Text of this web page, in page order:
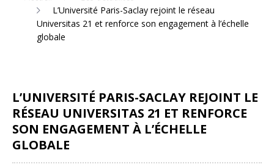
L’Université Paris-Saclay rejoint le réseau
Universitas 21 et renforce son engagement à l’échelle
globale
L’UNIVERSITÉ PARIS-SACLAY REJOINT LE
RÉSEAU UNIVERSITAS 21 ET RENFORCE
SON ENGAGEMENT À L’ÉCHELLE
GLOBALE